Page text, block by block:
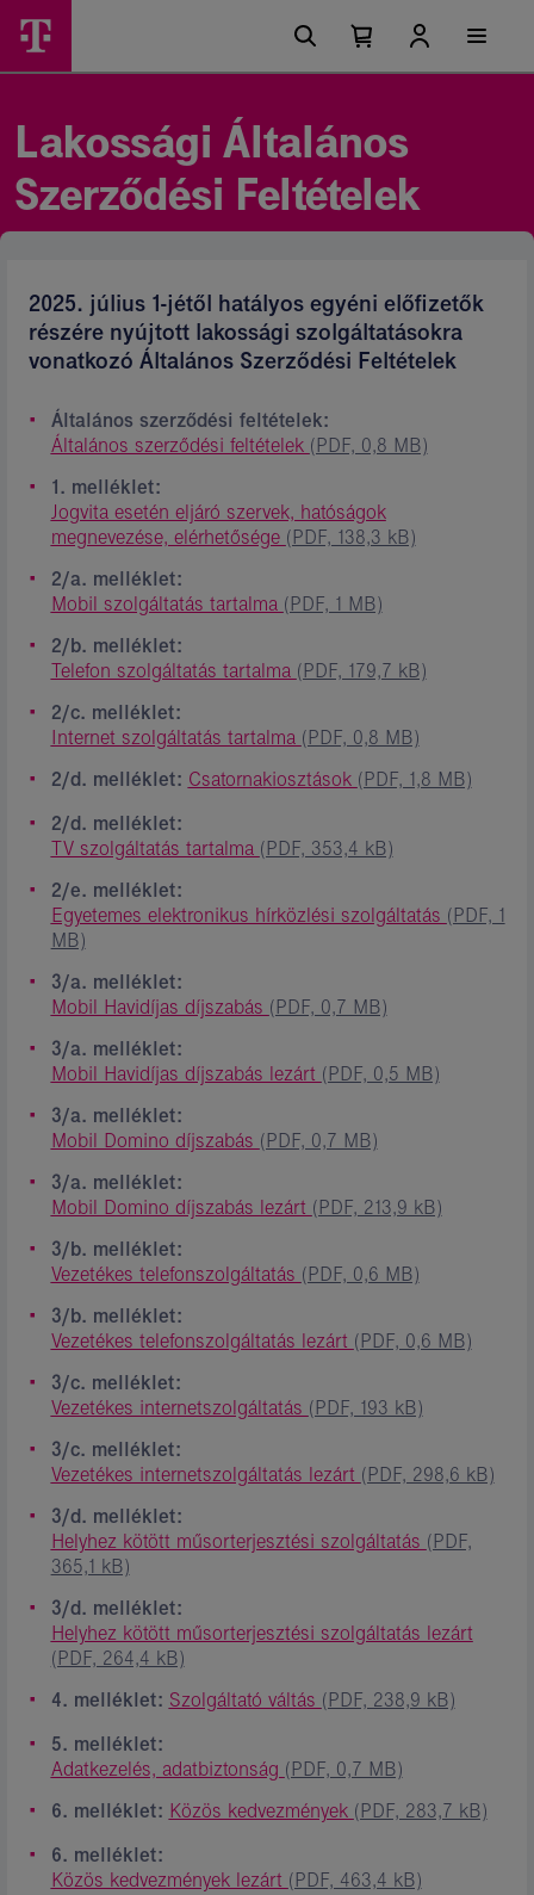
Lakossági
Ászf
Magyar
Telekom
csoport
Főmenü
lehetőségek
Kosárban
Kosár
Lakossági Általános
Szerződési Feltételek
2025. július 1-jétől hatályos egyéni előfizetők
részére nyújtott lakossági szolgáltatásokra
vonatkozó Általános Szerződési Feltételek
Általános szerződési feltételek:
Általános szerződési feltételek (PDF, 0,8 MB)
1. melléklet:
Jogvita esetén eljáró szervek, hatóságok
megnevezése, elérhetősége (PDF, 138,3 kB)
2/a. melléklet:
Mobil szolgáltatás tartalma (PDF, 1 MB)
2/b. melléklet:
Telefon szolgáltatás tartalma (PDF, 179,7 kB)
2/c. melléklet:
Internet szolgáltatás tartalma (PDF, 0,8 MB)
2/d. melléklet: Csatornakiosztások (PDF, 1,8 MB)
2/d. melléklet:
TV szolgáltatás tartalma (PDF, 353,4 kB)
2/e. melléklet:
Egyetemes elektronikus hírközlési szolgáltatás (PDF, 1
MB)
3/a. melléklet:
Mobil Havidíjas díjszabás (PDF, 0,7 MB)
3/a. melléklet:
Mobil Havidíjas díjszabás lezárt (PDF, 0,5 MB)
3/a. melléklet:
Mobil Domino díjszabás (PDF, 0,7 MB)
3/a. melléklet:
Mobil Domino díjszabás lezárt (PDF, 213,9 kB)
3/b. melléklet:
Vezetékes telefonszolgáltatás (PDF, 0,6 MB)
3/b. melléklet:
Vezetékes telefonszolgáltatás lezárt (PDF, 0,6 MB)
3/c. melléklet:
Vezetékes internetszolgáltatás (PDF, 193 kB)
3/c. melléklet:
Vezetékes internetszolgáltatás lezárt (PDF, 298,6 kB)
3/d. melléklet:
Helyhez kötött műsorterjesztési szolgáltatás (PDF,
365,1 kB)
3/d. melléklet:
Helyhez kötött műsorterjesztési szolgáltatás lezárt
(PDF, 264,4 kB)
4. melléklet: Szolgáltató váltás (PDF, 238,9 kB)
5. melléklet:
Adatkezelés, adatbiztonság (PDF, 0,7 MB)
6. melléklet: Közös kedvezmények (PDF, 283,7 kB)
6. melléklet:
Közös kedvezmények lezárt (PDF, 463,4 kB)